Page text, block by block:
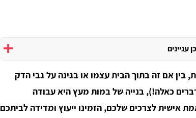
בין אם זה בתוך הבית עצמו או בגינה על גבי הדק
כאלה!), בנייה של במות מעץ היא עבודה
אישית לצרכים שלכם, הזמינו ייעוץ ומדידה לביתכם